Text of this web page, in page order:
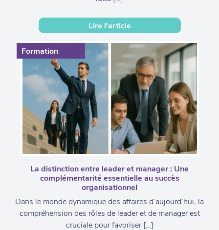
Lire l'article
Formation
La distinction entre leader et manager : Une
complémentarité essentielle au succès
organisationnel
Dans le monde dynamique des affaires d’aujourd’hui, la
compréhension des rôles de leader et de manager est
cruciale pour favoriser […]